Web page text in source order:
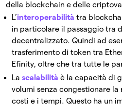
della blockchain e delle
L’interoperabilità tra
in particolare il passaggio tra
decentralizzato. Quindi ad
trasferimento di token tra
Efinity, oltre che tra tutte le
La scalabilità è la capacità di
volumi senza congestionare la
costi e i tempi. Questo ha un